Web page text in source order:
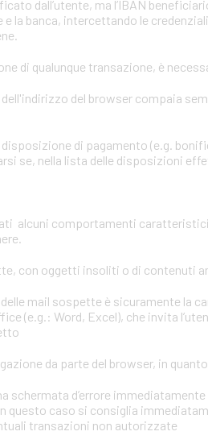
dall’utente, ma l’IBAN
la banca, intercettando le
di qualunque transazione, è
dell'indirizzo del browser compaia
disposizione di pagamento (e.g.
se, nella lista delle disposizioni
alcuni comportamenti
con oggetti insoliti o di contenuti
delle mail sospette è sicuramente
(e.g.: Word, Excel), che invita
da parte del browser, in
schermata d’errore
questo caso si consiglia
transazioni non autorizzate